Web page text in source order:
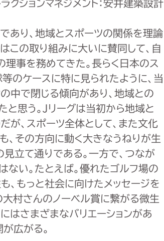
クションマネジメント：安井建築設計
あり、地域とスポーツの関係を理論
この取り組みに大いに賛同して、自
事を務めてきた。長らく日本のス
のケースに特に見られたように、当
中で閉じる傾向があり、地域との
思う。Jリーグは当初から地域と
、スポーツ全体として、また文化
、その方向に動く大きなうねりが生
立て通りである。一方で、つなが
ない。たとえば。優れたゴルフ場の
、もっと社会に向けたメッセージを
大村さんのノーベル賞に繋がる微生
はさまざまなバリエーションがあ
広がる。